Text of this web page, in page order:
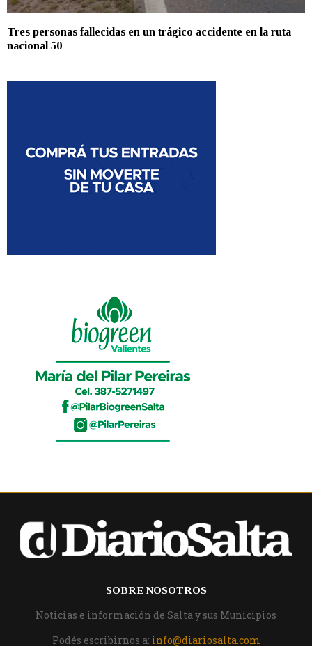
Tres personas fallecidas en un trágico accidente en la ruta
nacional 50
SOBRE NOSOTROS
Noticias e información de Salta y sus Municipios
Podés escribirnos a: info@diariosalta.com